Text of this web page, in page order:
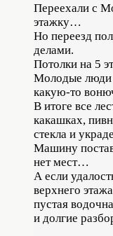
Переехали с
этажку…
Но переезд
делами.
Потолки на 5
Молодые люди
какую-то
В итоге все
какашках,
стекла и
Машину
нет мест…
А если
верхнего
пустая
и долгие